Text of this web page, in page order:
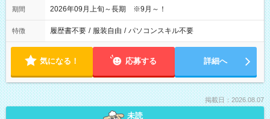
期間 2026年09月上旬～長期 ※9月～！
特徴 履歴書不要 / 服装自由 / パソコンスキル不要
気になる！ 応募する 詳細へ
掲載日：2026.08.07
未読